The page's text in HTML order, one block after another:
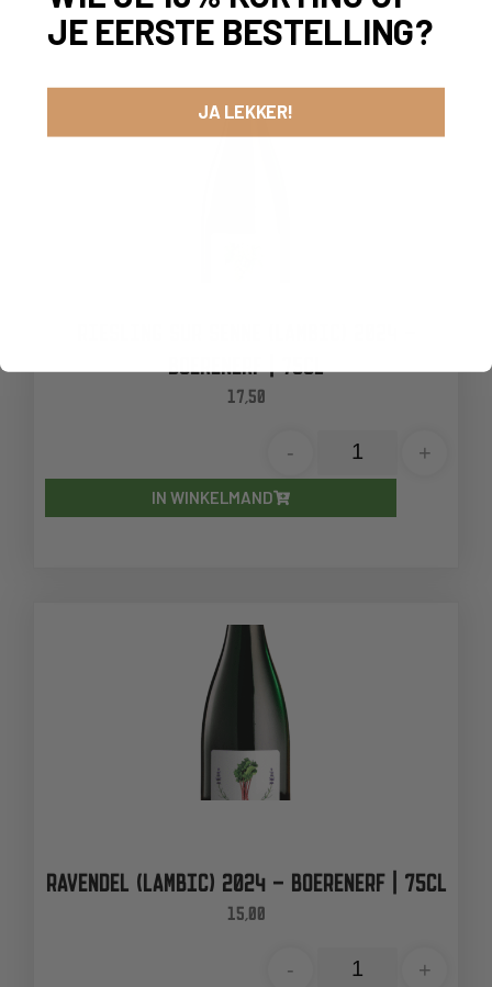
BOERENERF | 75CL
17,50
- +
IN WINKELMAND
RAVENDEL (LAMBIC) 2024 – BOERENERF | 75CL
15,00
- +
JE EERSTE BESTELLING?
JA LEKKER!